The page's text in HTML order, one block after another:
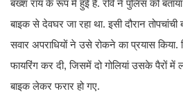
बख्श राय के रूप में हुई है. रवि ने पुलिस को
बाइक से देवघर जा रहा था. इसी दौरान
सवार अपराधियों ने उसे रोकने का प्रयास किया.
फायरिंग कर दी, जिसमें दो गोलियां उसके पैरों
बाइक लेकर फरार हो गए.